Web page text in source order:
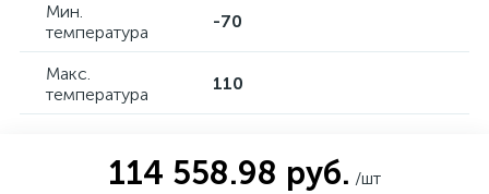
Мин.
температура
-70
Макс.
температура
110
114 558.98 руб. /шт